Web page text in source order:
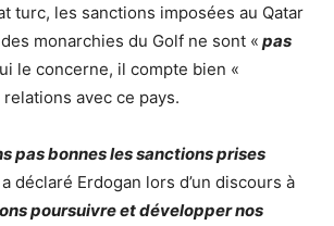
turc, les sanctions imposées au Qatar
monarchies du Golf ne sont « pas
le concerne, il compte bien «
relations avec ce pays.
pas bonnes les sanctions prises
a déclaré Erdogan lors d’un discours à
poursuivre et développer nos